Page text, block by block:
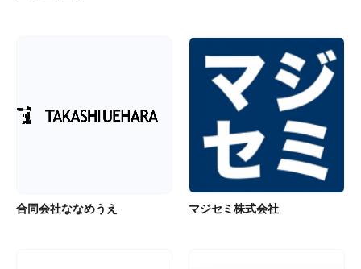
合同会社ななめうえ マジセミ株式会社